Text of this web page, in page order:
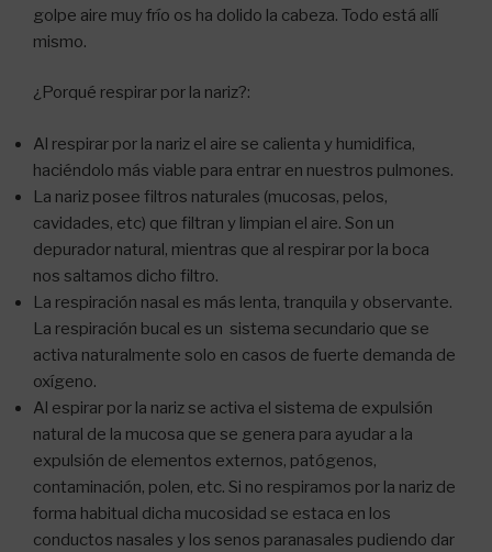
golpe aire muy frío os ha dolido la cabeza. Todo está allí
mismo.
¿Porqué respirar por la nariz?:
Al respirar por la nariz el aire se calienta y humidifica,
haciéndolo más viable para entrar en nuestros pulmones.
La nariz posee filtros naturales (mucosas, pelos,
cavidades, etc) que filtran y limpian el aire. Son un
depurador natural, mientras que al respirar por la boca
nos saltamos dicho filtro.
La respiración nasal es más lenta, tranquila y observante.
La respiración bucal es un sistema secundario que se
activa naturalmente solo en casos de fuerte demanda de
oxígeno.
Al espirar por la nariz se activa el sistema de expulsión
natural de la mucosa que se genera para ayudar a la
expulsión de elementos externos, patógenos,
contaminación, polen, etc. Si no respiramos por la nariz de
forma habitual dicha mucosidad se estaca en los
conductos nasales y los senos paranasales pudiendo dar